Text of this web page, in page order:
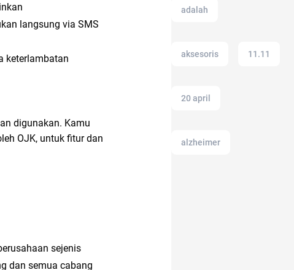
langsung via SMS
keterlambatan
digunakan. Kamu
OJK, untuk fitur dan
sejenis
dan semua cabang
adalah
aksesoris 11.11
20 april
alzheimer